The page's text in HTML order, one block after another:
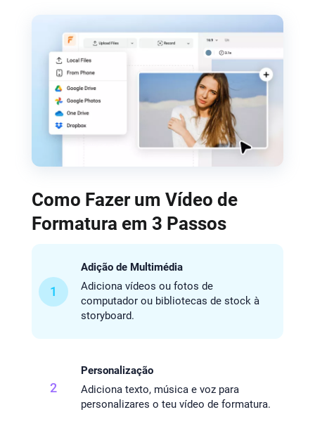
Como Fazer um Vídeo de
Formatura em 3 Passos
1
Adição de Multimédia
Adiciona vídeos ou fotos de
computador ou bibliotecas de stock à
storyboard.
2
Personalização
Adiciona texto, música e voz para
personalizares o teu vídeo de formatura.